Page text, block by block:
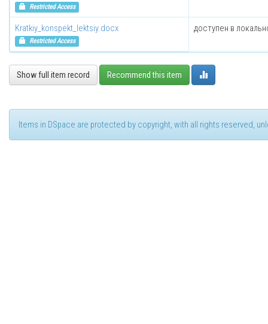
Restricted Access
Kratkiy_konspekt_lektsiy.docx
Restricted Access
доступен в
Show full item record Recommend this item
Items in DSpace are protected by copyright, with all rights reserved,